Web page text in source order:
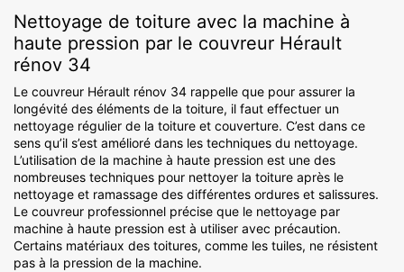
Nettoyage de toiture avec la machine à
haute pression par le couvreur Hérault
rénov 34
Le couvreur Hérault rénov 34 rappelle que pour assurer la
longévité des éléments de la toiture, il faut effectuer un
nettoyage régulier de la toiture et couverture. C’est dans ce
sens qu’il s’est amélioré dans les techniques du nettoyage.
L’utilisation de la machine à haute pression est une des
nombreuses techniques pour nettoyer la toiture après le
nettoyage et ramassage des différentes ordures et salissures.
Le couvreur professionnel précise que le nettoyage par
machine à haute pression est à utiliser avec précaution.
Certains matériaux des toitures, comme les tuiles, ne résistent
pas à la pression de la machine.